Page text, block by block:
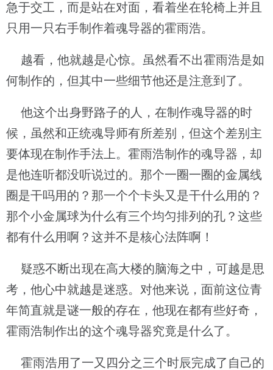
急于交工，而是站在对面，看着坐在轮椅上并且
只用一只右手制作着魂导器的霍雨浩。
越看，他就越是心惊。虽然看不出霍雨浩是如
何制作的，但其中一些细节他还是注意到了。
他这个出身野路子的人，在制作魂导器的时
候，虽然和正统魂导师有所差别，但这个差别主
要体现在制作手法上。霍雨浩制作的魂导器，却
是他连听都没听说过的。那个一圈一圈的金属线
圈是干吗用的？那一个个卡头又是干什么用的？
那个小金属球为什么有三个均匀排列的孔？这些
都有什么用啊？这并不是核心法阵啊！
疑惑不断出现在高大楼的脑海之中，可越是思
考，他心中就越是迷惑。对他来说，面前这位青
年简直就是谜一般的存在，他现在都有些好奇，
霍雨浩制作出的这个魂导器究竟是什么了。
霍雨浩用了一又四分之三个时辰完成了自己的